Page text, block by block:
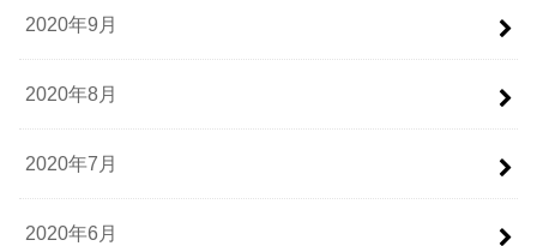
2020年9月
2020年8月
2020年7月
2020年6月